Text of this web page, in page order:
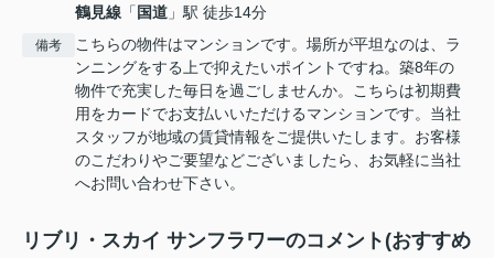
鶴見線 「 国道 」駅 徒歩14分
備考
こちらの物件はマンションです。場所が平坦なのは、ラ
ンニングをする上で抑えたいポイントですね。築8年の
物件で充実した毎日を過ごしませんか。こちらは初期費
用をカードでお支払いいただけるマンションです。当社
スタッフが地域の賃貸情報をご提供いたします。お客様
のこだわりやご要望などございましたら、お気軽に当社
へお問い合わせ下さい。
リブリ・スカイ サンフラワーのコメント(おすすめ